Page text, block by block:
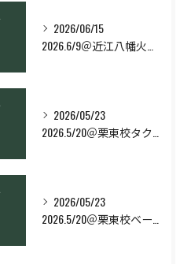
2026/06/15
2026/05/23
2026/05/23